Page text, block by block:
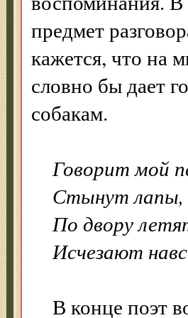
предмет
кажется, что на
словно бы дает
собакам.
Говорит мой
Стынут лапы,
По двору
Исчезают
В конце поэт